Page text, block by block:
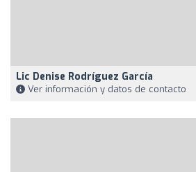
Lic Denise Rodríguez García
Ver información y datos de contacto